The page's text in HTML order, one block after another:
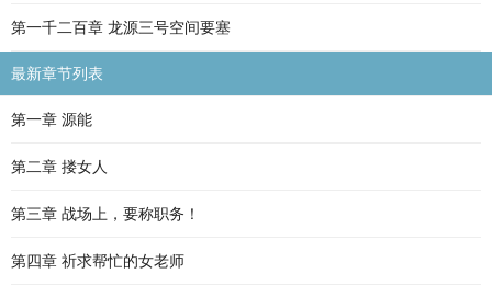
第一千二百章 龙源三号空间要塞
最新章节列表
第一章 源能
第二章 搂女人
第三章 战场上，要称职务！
第四章 祈求帮忙的女老师